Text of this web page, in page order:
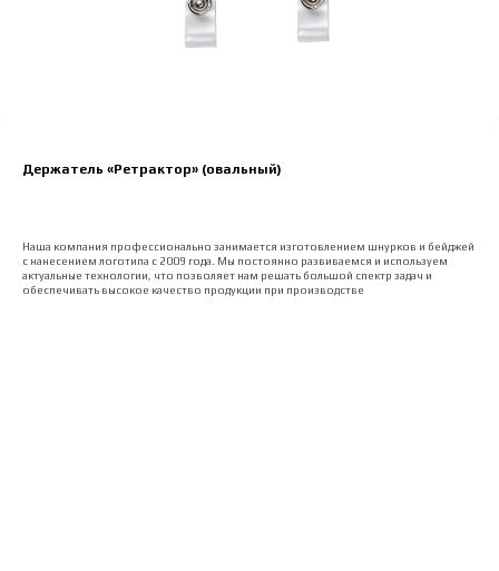
Держатель «Ретрактор» (овальный)
Наша компания профессионально занимается изготовлением шнурков и бейджей
с нанесением логотипа с 2009 года. Мы постоянно развиваемся и используем
актуальные технологии, что позволяет нам решать большой спектр задач и
обеспечивать высокое качество продукции при производстве